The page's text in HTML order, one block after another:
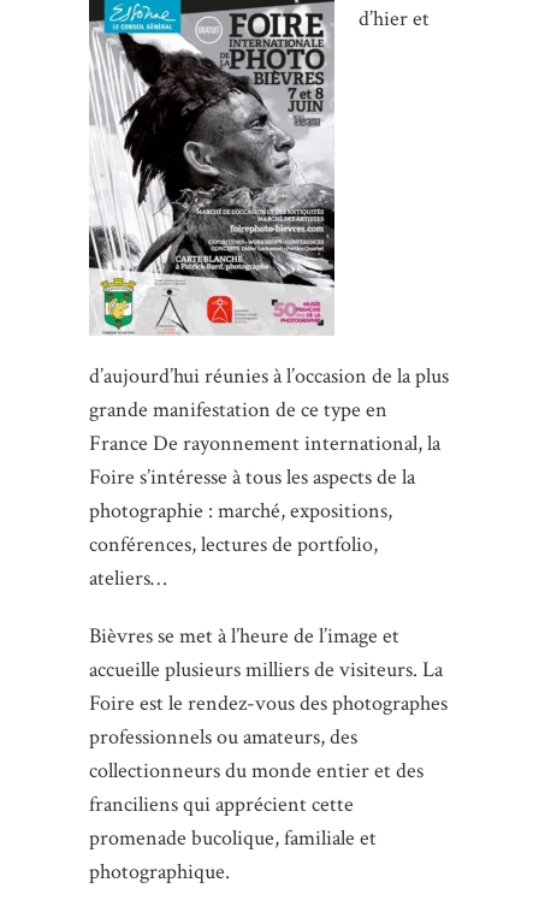
d’hier et
d’aujourd’hui réunies à l’occasion de la plus
grande manifestation de ce type en
France De rayonnement international, la
Foire s’intéresse à tous les aspects de la
photographie : marché, expositions,
conférences, lectures de portfolio,
ateliers…
Bièvres se met à l’heure de l’image et
accueille plusieurs milliers de visiteurs. La
Foire est le rendez-vous des photographes
professionnels ou amateurs, des
collectionneurs du monde entier et des
franciliens qui apprécient cette
promenade bucolique, familiale et
photographique.